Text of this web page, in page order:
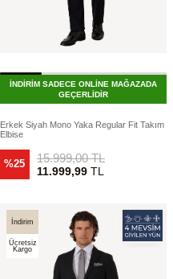
İNDİRİM SADECE ONLİNE MAĞAZADA
GEÇERLİDİR
Erkek Siyah Mono Yaka Regular Fit Takım
Elbise
%25 15.999,00TL
11.999,99TL
İndirim
Ücretsiz
Kargo